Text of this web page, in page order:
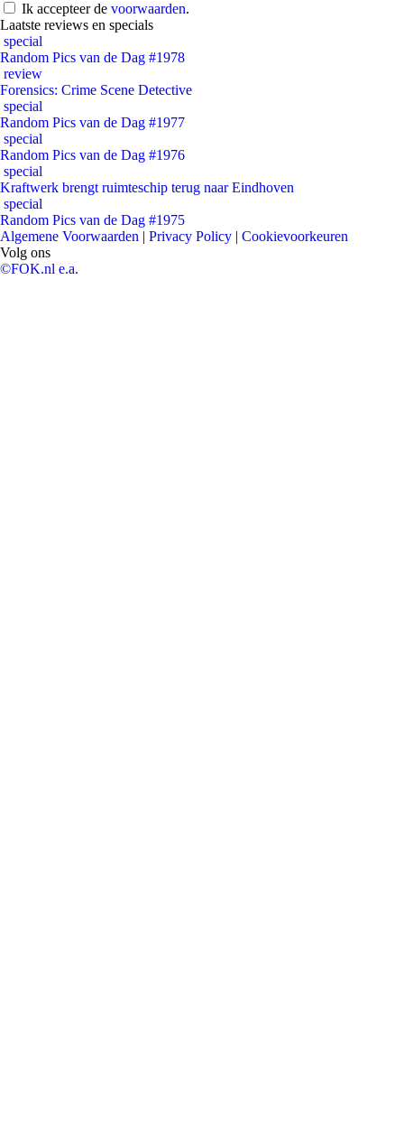
Ik accepteer de voorwaarden.
Laatste reviews en specials
special
Random Pics van de Dag #1978
review
Forensics: Crime Scene Detective
special
Random Pics van de Dag #1977
special
Random Pics van de Dag #1976
special
Kraftwerk brengt ruimteschip terug naar Eindhoven
special
Random Pics van de Dag #1975
Algemene Voorwaarden | Privacy Policy | Cookievoorkeuren
Volg ons
©FOK.nl e.a.